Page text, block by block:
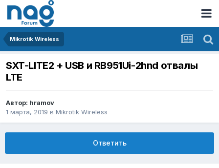
Mikrotik Wireless
SXT-LITE2 + USB и RB951Ui-2hnd отвалы
LTE
Автор: hramov
1 марта, 2019 в Mikrotik Wireless
Ответить